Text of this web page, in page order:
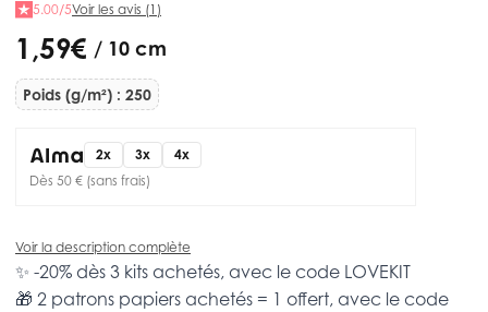
5.00/5Voir les avis (1)
1,59 € / 10 cm
Poids (g/m²) : 250
2x 3x
4x
Dès 50 € (sans frais)
Voir la description complète
✨ -20% dès 3 kits achetés, avec le code LOVEKIT
🎁 2 patrons papiers achetés = 1 offert, avec le code